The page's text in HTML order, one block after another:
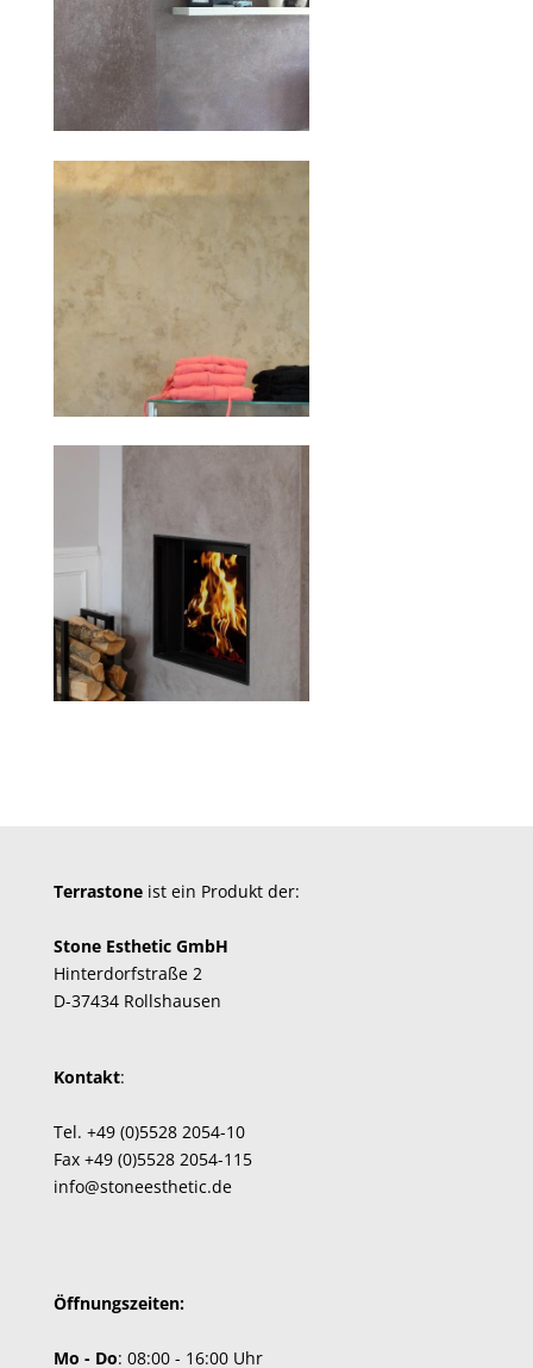
Terrastone ist ein Produkt der:
Stone Esthetic GmbH
Hinterdorfstraße 2
D-37434 Rollshausen
Kontakt:
Tel. +49 (0)5528 2054-10
Fax +49 (0)5528 2054-115
info@stoneesthetic.de
Öffnungszeiten:
Mo - Do: 08:00 - 16:00 Uhr